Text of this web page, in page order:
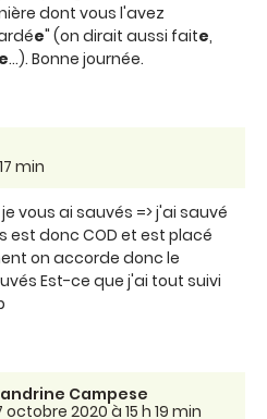
dont vous l'avez
e" (on dirait aussi faite,
e...). Bonne journée.
min
vous ai sauvés => j'ai sauvé
est donc COD et est placé
on accorde donc le
Est-ce que j'ai tout suivi
Campese
octobre 2020 à 15 h 19 min